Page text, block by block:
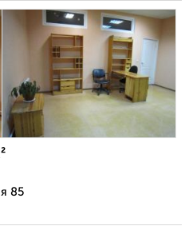
85